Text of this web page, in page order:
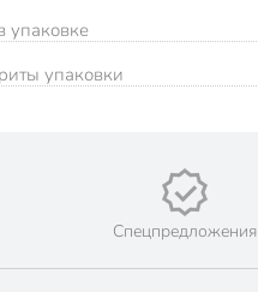
упаковке
упаковки
Спецпредложения